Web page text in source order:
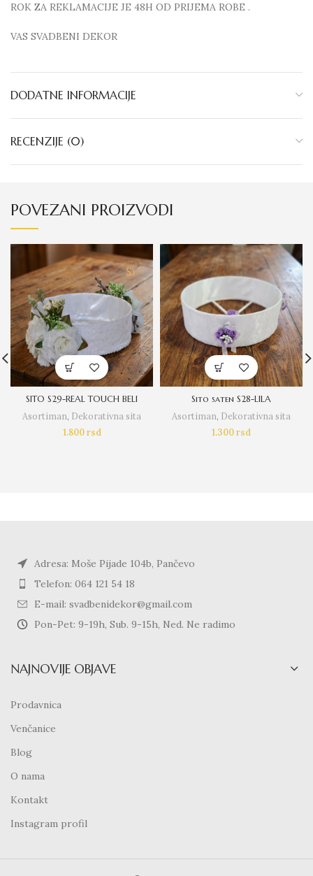
ROK ZA REKLAMACIJE JE 48H OD PRIJEMA ROBE .
VAS SVADBENI DEKOR
DODATNE INFORMACIJE
RECENZIJE (0)
POVEZANI PROIZVODI
SITO S29-REAL TOUCH BELI
Asortiman, Dekorativna sita
1.800rsd
Sito saten S28-LILA
Asortiman, Dekorativna sita
1.300rsd
Adresa: Moše Pijade 104b, Pančevo
Telefon: 064 121 54 18
E-mail: svadbenidekor@gmail.com
Pon-Pet: 9-19h, Sub. 9-15h, Ned. Ne radimo
NAJNOVIJE OBJAVE
Prodavnica
Venčanice
Blog
O nama
Kontakt
Instagram profil